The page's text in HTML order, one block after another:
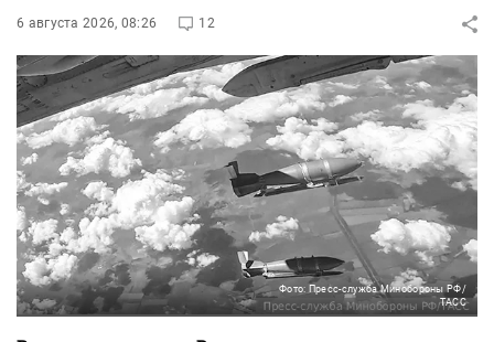
6 августа 2026, 08:26 12
Фото: Пресс-служба Минобороны РФ/
ТАСС